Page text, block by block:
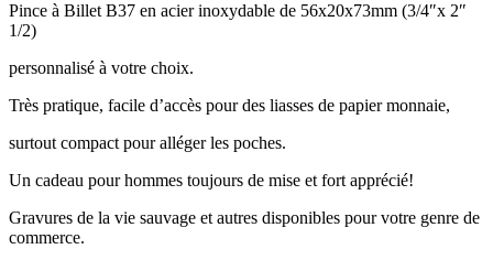
Pince à Billet B37 en acier inoxydable de 56x20x73mm (3/4″x 2″
1/2)
personnalisé à votre choix.
Très pratique, facile d’accès pour des liasses de papier monnaie,
surtout compact pour alléger les poches.
Un cadeau pour hommes toujours de mise et fort apprécié!
Gravures de la vie sauvage et autres disponibles pour votre genre de
commerce.